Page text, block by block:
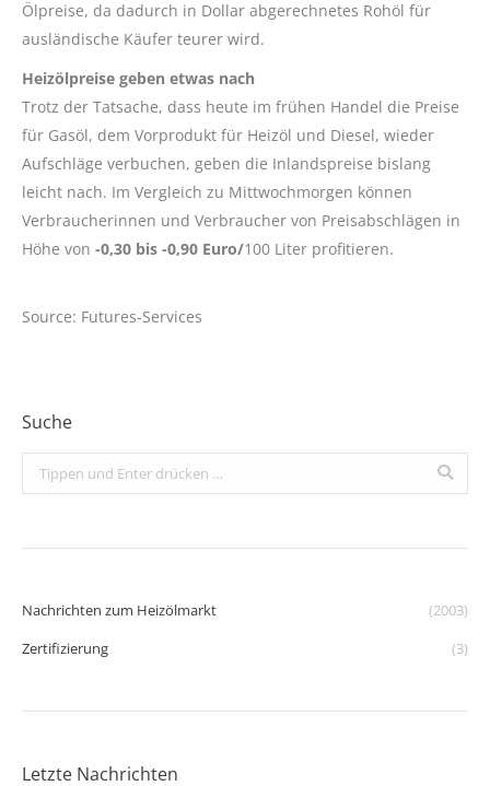
Ölpreise, da dadurch in Dollar abgerechnetes Rohöl für
ausländische Käufer teurer wird.
Heizölpreise geben etwas nach
Trotz der Tatsache, dass heute im frühen Handel die Preise
für Gasöl, dem Vorprodukt für Heizöl und Diesel, wieder
Aufschläge verbuchen, geben die Inlandspreise bislang
leicht nach. Im Vergleich zu Mittwochmorgen können
Verbraucherinnen und Verbraucher von Preisabschlägen in
Höhe von -0,30 bis -0,90 Euro/100 Liter profitieren.
Source: Futures-Services
Suche
Search:
Nachrichten zum Heizölmarkt
(2003)
Zertifizierung
(3)
Letzte Nachrichten